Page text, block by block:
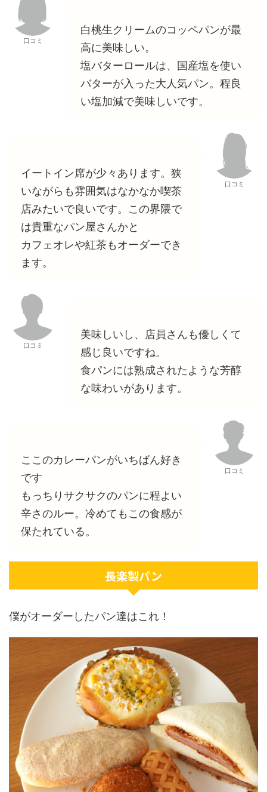
口コミ
白桃生クリームのコッペパンが最
高に美味しい。
塩バターロールは、国産塩を使い
バターが入った大人気パン。程良
い塩加減で美味しいです。
イートイン席が少々あります。狭
いながらも雰囲気はなかなか喫茶
店みたいで良いです。この界隈で
は貴重なパン屋さんかと
カフェオレや紅茶もオーダーでき
ます。
口コミ
口コミ
美味しいし、店員さんも優しくて
感じ良いですね。
食パンには熟成されたような芳醇
な味わいがあります。
ここのカレーパンがいちばん好き
です
もっちりサクサクのパンに程よい
辛さのルー。冷めてもこの食感が
保たれている。
口コミ
長楽製パン
僕がオーダーしたパン達はこれ！